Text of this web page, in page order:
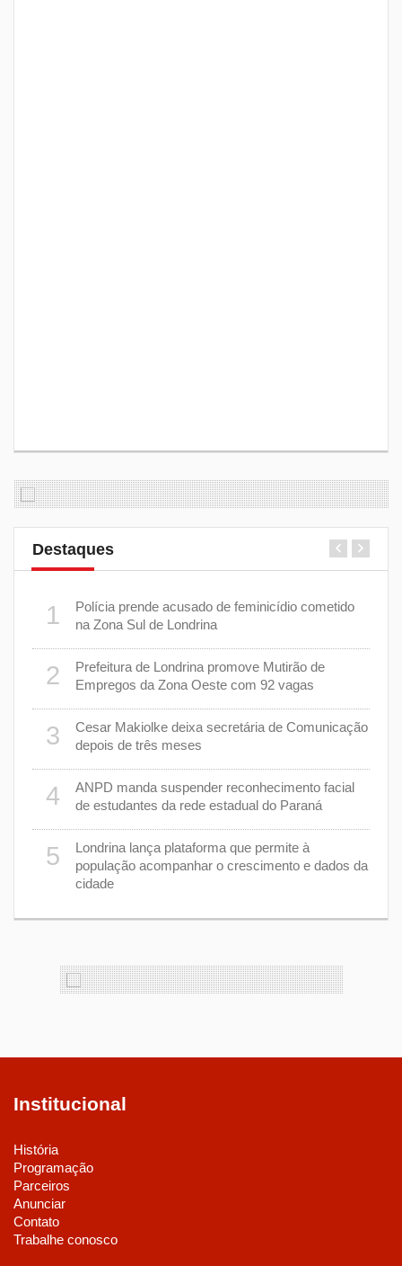
Destaques
1
Polícia prende acusado de feminicídio cometido
na Zona Sul de Londrina
2
Prefeitura de Londrina promove Mutirão de
Empregos da Zona Oeste com 92 vagas
3
Cesar Makiolke deixa secretária de Comunicação
depois de três meses
4
ANPD manda suspender reconhecimento facial
de estudantes da rede estadual do Paraná
5
Londrina lança plataforma que permite à
população acompanhar o crescimento e dados da
cidade
Institucional
História
Programação
Parceiros
Anunciar
Contato
Trabalhe conosco